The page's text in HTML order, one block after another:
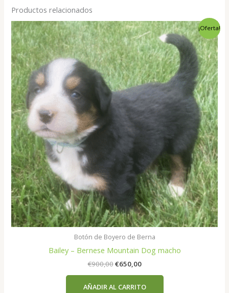
Productos relacionados
¡Oferta!
Botón de Boyero de Berna
Bailey – Bernese Mountain Dog macho
€900,00El
era:
€650,00El
es:
AÑADIR AL CARRITO